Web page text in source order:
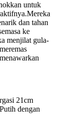
untuk
dan tahan
ke
menjilat gula-